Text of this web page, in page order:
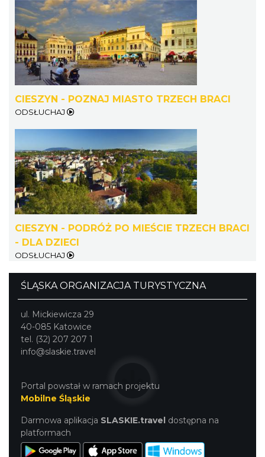
Cieszyn
1.07 km
Cieszyn
2026-08-22
1.07 km
Cieszyn
1.07 km
Cieszyn
2026-09-19
1.07 km
CIESZYN - POZNAJ MIASTO TRZECH BRACI
ODSŁUCHAJ
CIESZYN - PODRÓŻ PO MIEŚCIE TRZECH BRACI
- DLA DZIECI
ODSŁUCHAJ
ŚLĄSKA ORGANIZACJA TURYSTYCZNA
ul. Mickiewicza 29
40-085 Katowice
tel. (32) 207 207 1
info@slaskie.travel
Portal powstał w ramach projektu
Mobilne Śląskie
Darmowa aplikacja SLASKIE.travel dostępna na
platformach